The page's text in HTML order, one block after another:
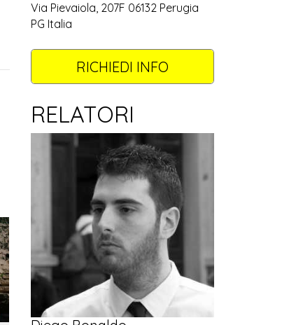
Via Pievaiola, 207F 06132 Perugia
PG Italia
RICHIEDI INFO
RELATORI